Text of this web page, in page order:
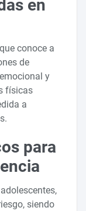
en
conoce a
de
y
físicas
a
para
siendo